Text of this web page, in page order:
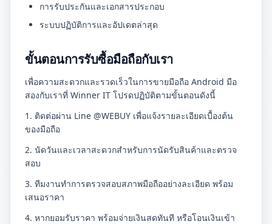
การรับประกันและเอกสารประกอบ
ระบบปฏิบัติการและอัปเดตล่าสุด
ขั้นตอนการรับซื้อมือถือกับเรา
เพื่อความสะดวกและรวดเร็วในการขายมือถือ Android มือ
สองกับเราที่ Winner IT โปรดปฏิบัติตามขั้นตอนดังนี้
1. ติดต่อผ่าน Line @WEBUY เพื่อแจ้งรายละเอียดเบื้องต้น
ของมือถือ
2. นัดวันและเวลาสะดวกสำหรับการนัดรับสินค้าและตรวจ
สอบ
3. ทีมงานทำการตรวจสอบสภาพมือถืออย่างละเอียด พร้อม
เสนอราคา
4. หากยอมรับราคา พร้อมจ่ายเงินสดทันที หรือโอนเงินเข้า